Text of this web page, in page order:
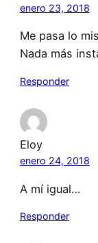
enero 23, 2018
Me pasa lo
Nada más
Responder
Eloy
enero 24, 2018
A mí igual…
Responder